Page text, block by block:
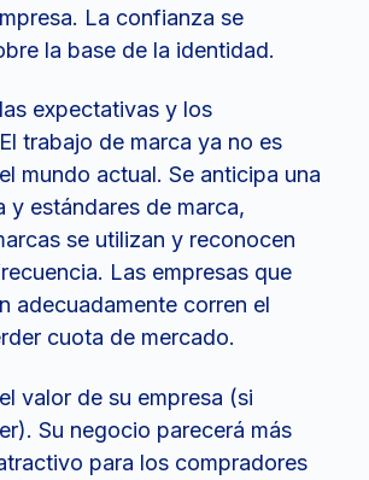
La confianza se
la base de la identidad.
expectativas y los
trabajo de marca ya no es
mundo actual. Se anticipa una
y estándares de marca,
se utilizan y reconocen
Las empresas que
adecuadamente corren el
cuota de mercado.
valor de su empresa (si
Su negocio parecerá más
para los compradores